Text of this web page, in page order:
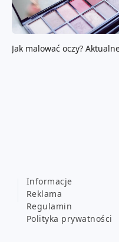
Jak malować oczy?
Informacje
Reklama
Regulamin
Polityka prywatności